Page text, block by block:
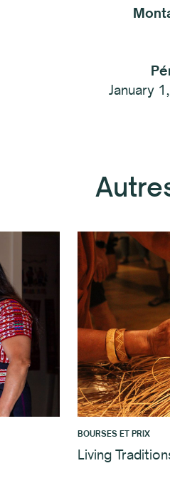
January
BOURSES ET PRIX
Living